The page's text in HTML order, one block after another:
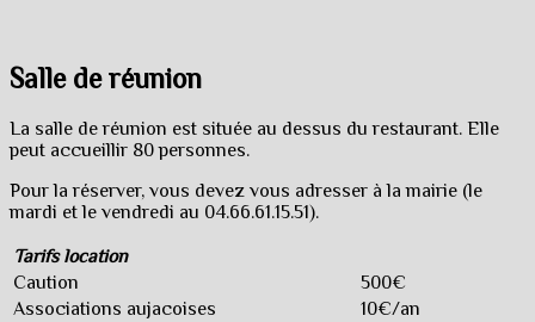
Salle de réunion
La salle de réunion est située au dessus du restaurant. Elle
peut accueillir 80 personnes.
Pour la réserver, vous devez vous adresser à la mairie (le
mardi et le vendredi au 04.66.61.15.51).
Tarifs location
Caution
500€
Associations aujacoises
10€/an